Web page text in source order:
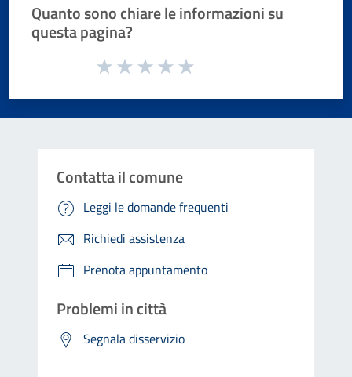
Quanto sono chiare le informazioni su
questa pagina?
Valuta da 1 a 5 stelle la pagina
Contatta il comune
Leggi le domande frequenti
Richiedi assistenza
Prenota appuntamento
Problemi in città
Segnala disservizio